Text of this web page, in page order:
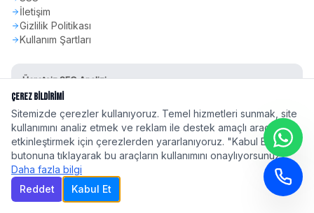
İletişim
Gizlilik Politikası
Kullanım Şartları
Ücretsiz SEO Analizi
Sitenizin SEO skorunu öğrenin
Hemen Başla
©2026seoadspro.com - Profesyonel SEO Ajansı. Tüm hakları saklıdır.
Çerez Bildirimi
Sitemizde çerezler kullanıyoruz. Temel hizmetleri sunmak, site
kullanımını analiz etmek ve reklam ile destek amaçlı araçları
etkinleştirmek için çerezlerden yararlanıyoruz. "Kabul Et"
butonuna tıklayarak bu araçların kullanımını onaylıyorsunuz.
Daha fazla bilgi
Reddet
Kabul Et